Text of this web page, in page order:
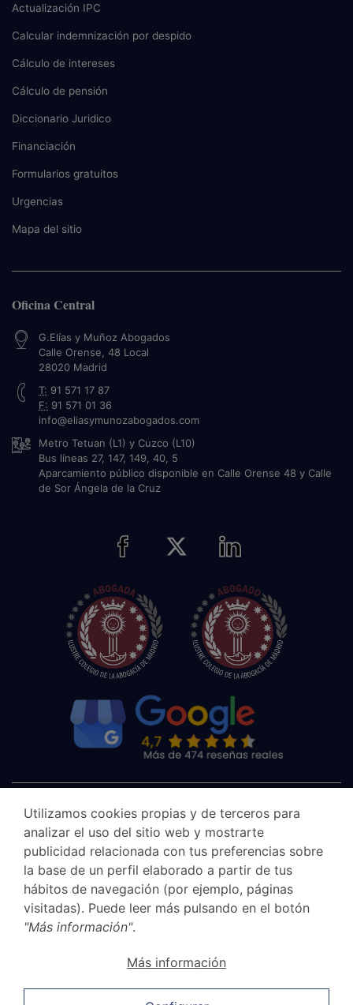
Actualización IPC
Calcular indemnización por despido
Cálculo de intereses
Cálculo de pensión
Diccionario Juridico
Financiación
Formularios gratuitos
Urgencias
Mapa del sitio
Oficina Central
G.Elías y Muñoz Abogados
Calle Orense, 48 Local
28020 Madrid
T: 91 571 17 87
F: 91 571 01 36
info@eliasymunozabogados.com
Metro Tetuan (L1) y Cuzco (L10)
Bus líneas 27, 147, 149, 40, 5
Aparcamiento público disponible en Calle Orense 48 y Calle
de Sor Ángela de la Cruz
Política de privacidad
Utilizamos cookies propias y de terceros para
analizar el uso del sitio web y mostrarte
publicidad relacionada con tus preferencias sobre
la base de un perfil elaborado a partir de tus
hábitos de navegación (por ejemplo, páginas
visitadas). Puede leer más pulsando en el botón
"Más información".
Más información